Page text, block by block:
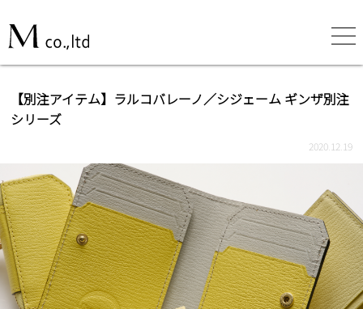
【別注アイテム】ラルコバレーノ／シジェーム ギンザ別注
シリーズ
2020.12.19